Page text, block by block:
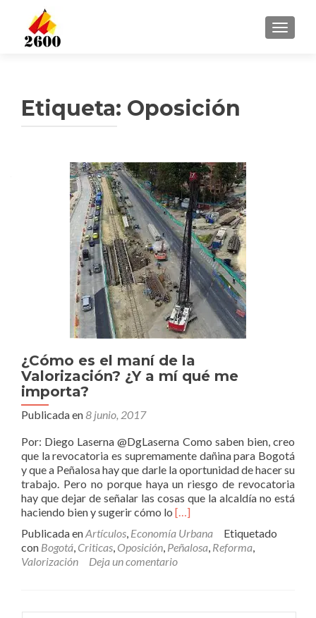
Etiqueta: Oposición
¿Cómo es el maní de la
Valorización? ¿Y a mí qué me
importa?
Publicada en8 junio, 2017
Por: Diego Laserna @DgLaserna Como saben bien, creo
que la revocatoria es supremamente dañina para Bogotá
y que a Peñalosa hay que darle la oportunidad de hacer su
trabajo. Pero no porque haya un riesgo de revocatoria
hay que dejar de señalar las cosas que la alcaldía no está
haciendo bien y sugerir cómo lo Leer
es
el
maní
Valorización?
[…]
Publicada enArtículos, Economía Urbana
Etiquetado
con Bogotá, Criticas, Oposición, Peñalosa, Reforma,
Valorización
Deja un comentario